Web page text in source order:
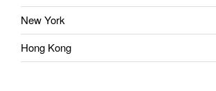
New York
Hong Kong